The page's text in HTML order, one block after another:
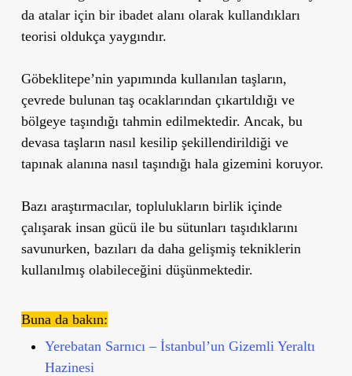
da atalar için bir ibadet alanı olarak kullandıkları
teorisi oldukça yaygındır.
Göbeklitepe’nin yapımında kullanılan taşların,
çevrede bulunan taş ocaklarından çıkartıldığı ve
bölgeye taşındığı tahmin edilmektedir. Ancak, bu
devasa taşların nasıl kesilip şekillendirildiği ve
tapınak alanına nasıl taşındığı hala gizemini koruyor.
Bazı araştırmacılar, toplulukların birlik içinde
çalışarak insan gücü ile bu sütunları taşıdıklarını
savunurken, bazıları da daha gelişmiş tekniklerin
kullanılmış olabileceğini düşünmektedir.
Buna da bakın:
Yerebatan Sarnıcı – İstanbul’un Gizemli Yeraltı
Hazinesi